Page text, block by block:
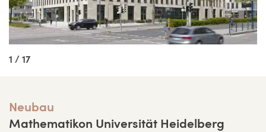
1 / 17
Neubau
Mathematikon Universität Heidelberg